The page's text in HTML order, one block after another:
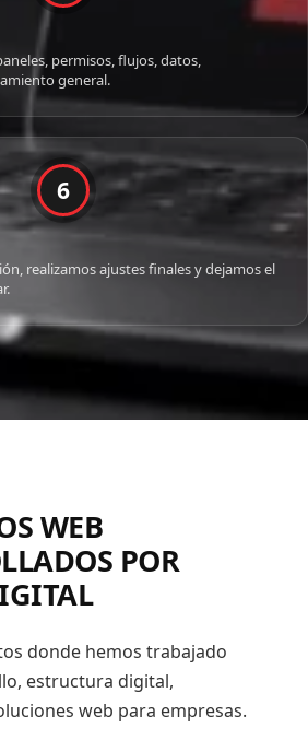
permisos, flujos, datos,
general.
6
realizamos ajustes finales y dejamos el
WEB
POR
donde hemos trabajado
estructura digital,
web para empresas.